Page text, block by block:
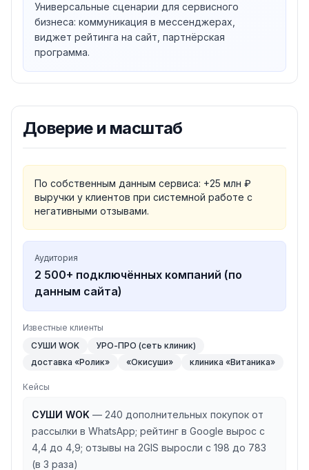
Универсальные сценарии для сервисного
бизнеса: коммуникация в мессенджерах,
виджет рейтинга на сайт, партнёрская
программа.
Доверие и масштаб
По собственным данным сервиса: +25 млн ₽
выручки у клиентов при системной работе с
негативными отзывами.
Аудитория
2 500+ подключённых компаний (по
данным сайта)
Известные клиенты
СУШИ WOK
УРО-ПРО (сеть клиник)
доставка «Ролик»
«Окисуши» клиника «Витаника»
Кейсы
СУШИ WOK — 240 дополнительных покупок от
рассылки в WhatsApp; рейтинг в Google вырос с
4,4 до 4,9; отзывы на 2GIS выросли с 198 до 783
(в 3 раза)